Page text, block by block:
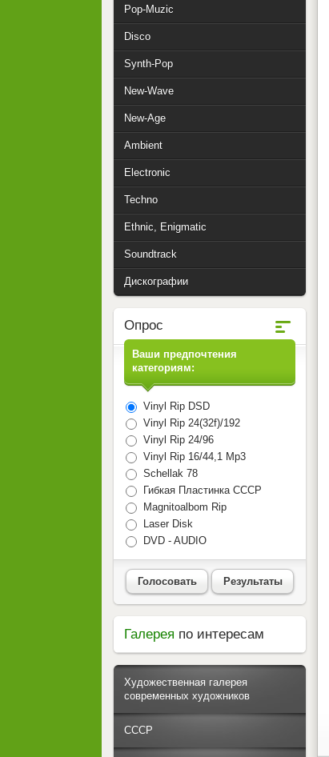
Pop-Muzic
Disco
Synth-Pop
New-Wave
New-Age
Ambient
Electronic
Techno
Ethnic, Enigmatic
Soundtrack
Дискографии
Опрос
Ваши предпочтения
категориям:
Vinyl Rip DSD
Vinyl Rip 24(32f)/192
Vinyl Rip 24/96
Vinyl Rip 16/44,1 Mp3
Schellak 78
Гибкая Пластинка СССР
Magnitoalbom Rip
Laser Disk
DVD - AUDIO
Голосовать Результаты
Галерея по интересам
Художественная галерея
современных художников
СССР